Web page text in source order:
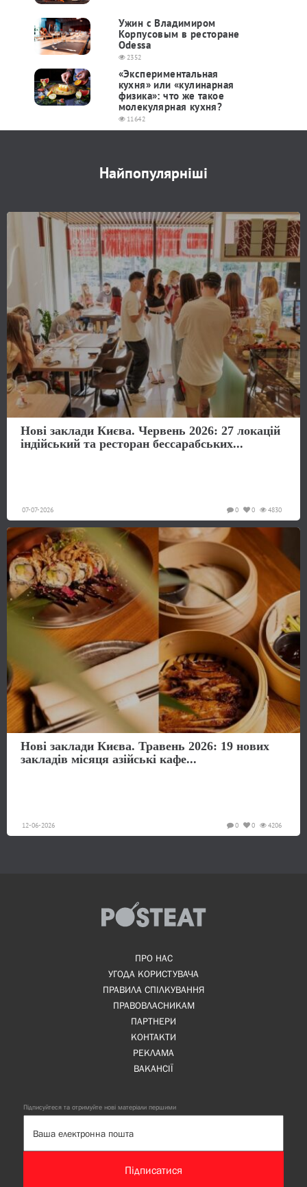
Ужин с Владимиром
Корпусовым в ресторане
Odessa
2352
«Экспериментальная
кухня» или «кулинарная
физика»: что же такое
молекулярная кухня?
11642
Найпопулярніші
Нові заклади Києва. Червень 2026: 27 локацій
індійський та ресторан бессарабських...
07-07-2026 4830
0
0
Нові заклади Києва. Травень 2026: 19 нових
закладів місяця азійські кафе...
12-06-2026 4206
0
0
ПРО НАС
УГОДА КОРИСТУВАЧА
ПРАВИЛА СПІЛКУВАННЯ
ПРАВОВЛАСНИКАМ
ПАРТНЕРИ
КОНТАКТИ
РЕКЛАМА
ВАКАНСІЇ
Підписуйтеся та отримуйте нові матеріали першими
Підписатися